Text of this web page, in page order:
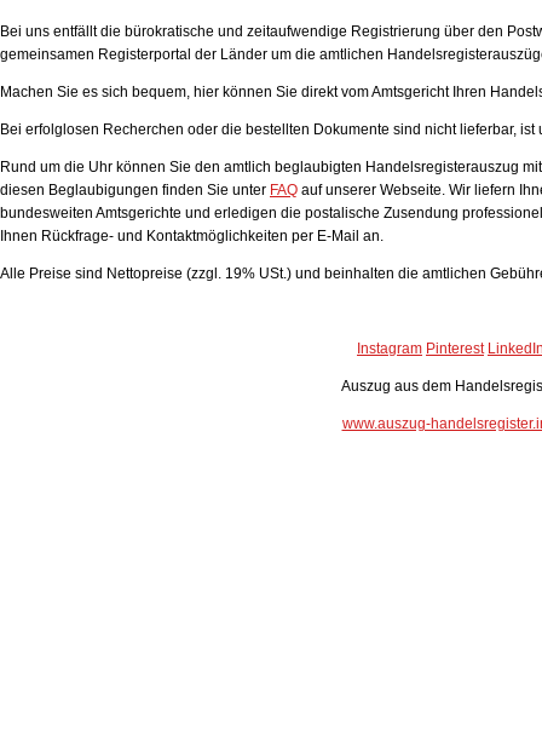
Bei uns entfällt die bürokratische und zeitaufwendige Registrierung über den
gemeinsamen Registerportal der Länder um die amtlichen
Machen Sie es sich bequem, hier können Sie direkt vom Amtsgericht Ihren
Bei erfolglosen Recherchen oder die bestellten Dokumente sind nicht lieferbar, ist
Rund um die Uhr können Sie den amtlich beglaubigten Handelsregisterauszug
diesen Beglaubigungen finden Sie unter FAQ auf unserer Webseite. Wir liefern
bundesweiten Amtsgerichte und erledigen die postalische Zusendung
Ihnen Rückfrage- und Kontaktmöglichkeiten per E-Mail an.
Alle Preise sind Nettopreise (zzgl. 19% USt.) und beinhalten die amtlichen
Instagram Pinterest
Auszug aus dem
www.auszug-